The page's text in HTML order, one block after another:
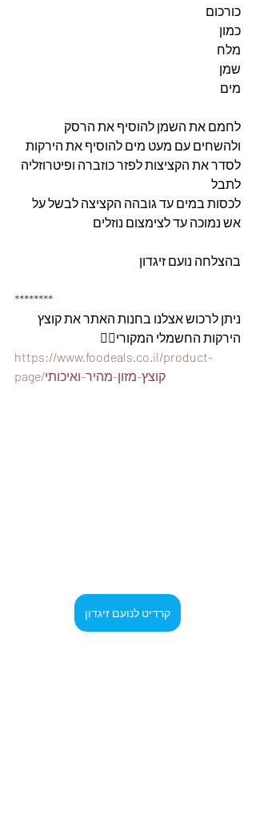
כורכום
כמון
מלח
שמן
מים
לחמם את השמן להוסיף את הרסק
ולהשחים עם מעט מים להוסיף את הירקות
לסדר את הקציצות לפזר כוזברה ופיטרוזליה
לתבל
לכסות במים עד גובהה הקציצה לבשל על
אש נמוכה עד לצימצום נוזלים
בהצלחה נועם זיגדון
********
ניתן לרכוש אצלנו בחנות האתר את קוצץ
הירקות החשמלי המקורי👇🏽
https://www.foodeals.co.il/product-
page/קוצץ-מזון-מהיר-ואיכותי
קרדיט לנועם זיגדון